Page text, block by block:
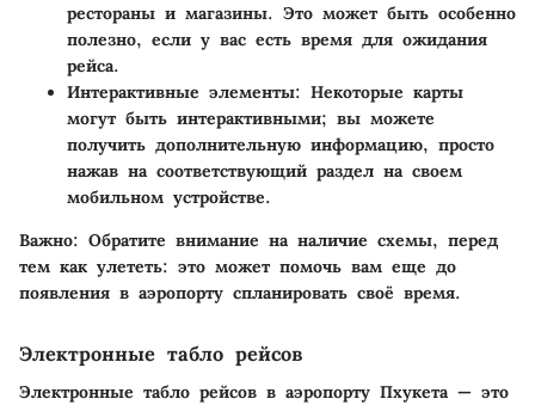
рестораны и магазины. Это может быть особенно
полезно, если у вас есть время для ожидания
рейса.
Интерактивные элементы: Некоторые карты
могут быть интерактивными; вы можете
получить дополнительную информацию, просто
нажав на соответствующий раздел на своем
мобильном устройстве.
Важно: Обратите внимание на наличие схемы, перед
тем как улететь: это может помочь вам еще до
появления в аэропорту спланировать своё время.
Электронные табло рейсов
Электронные табло рейсов в аэропорту Пхукета — это